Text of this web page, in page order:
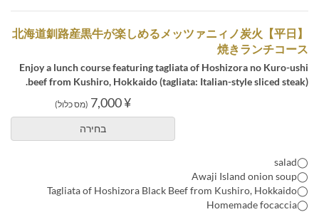
【平日】北海道釧路産黒牛が楽しめるメッツァニィノ炭火
焼きランチコース
Enjoy a lunch course featuring tagliata of Hoshizora no Kuro-ushi
beef from Kushiro, Hokkaido (tagliata: Italian-style sliced steak).
¥ 7,000 (מס כלול)
בחירה
◯salad
◯Awaji Island onion soup
◯Tagliata of Hoshizora Black Beef from Kushiro, Hokkaido
◯Homemade focaccia